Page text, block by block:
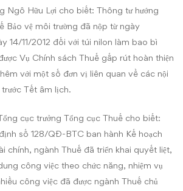
Ngô Hữu Lợi cho biết: Thông tư hướng
Bảo vệ môi trường đã nộp từ ngày
14/11/2012 đối với túi nilon làm bao bì
Vụ Chính sách Thuế gấp rút hoàn thiện
với một số đơn vị liên quan về các nội
Tết âm lịch.
cục trưởng Tổng cục Thuế cho biết:
số 128/QĐ-BTC ban hành Kế hoạch
chính, ngành Thuế đã triển khai quyết liệt,
công việc theo chức năng, nhiệm vụ
công việc đã được ngành Thuế chủ